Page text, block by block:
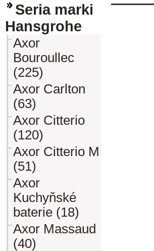
Seria marki
Hansgrohe
Axor
Bouroullec
(225)
Axor Carlton
(63)
Axor Citterio
(120)
Axor Citterio M
(51)
Axor
Kuchyňské
baterie (18)
Axor Massaud
(40)